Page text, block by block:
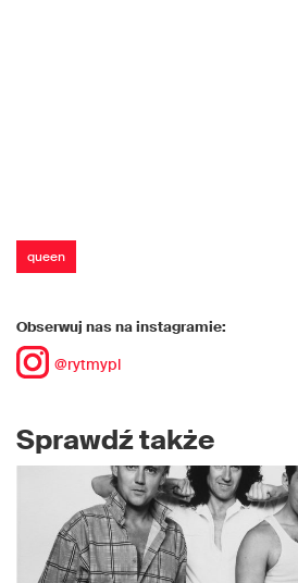
queen
Obserwuj nas na instagramie:
@rytmypl
Sprawdź także